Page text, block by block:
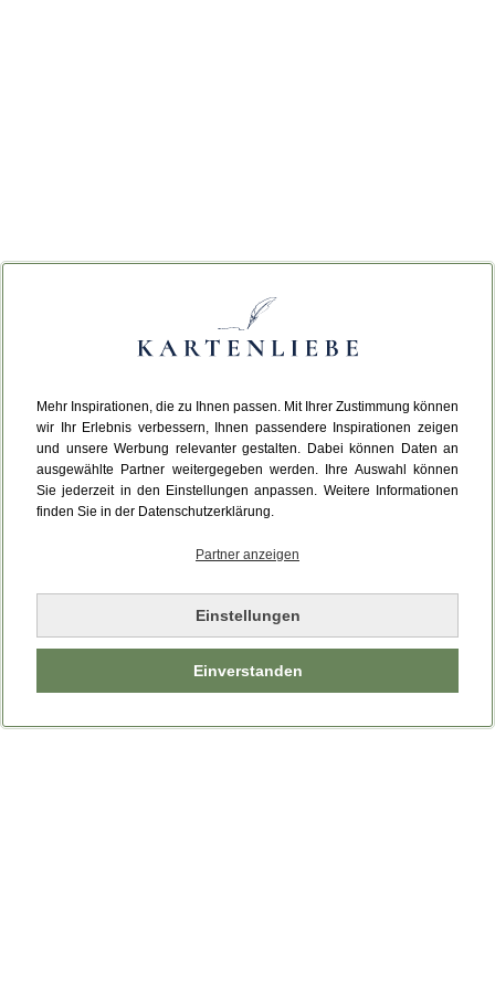
Mehr Inspirationen, die zu Ihnen passen. Mit Ihrer Zustimmung können
wir Ihr Erlebnis verbessern, Ihnen passendere Inspirationen zeigen
und unsere Werbung relevanter gestalten. Dabei können Daten an
ausgewählte Partner weitergegeben werden. Ihre Auswahl können
Sie jederzeit in den Einstellungen anpassen. Weitere Informationen
finden Sie in der Datenschutzerklärung.
Partner anzeigen
Einstellungen
Einverstanden